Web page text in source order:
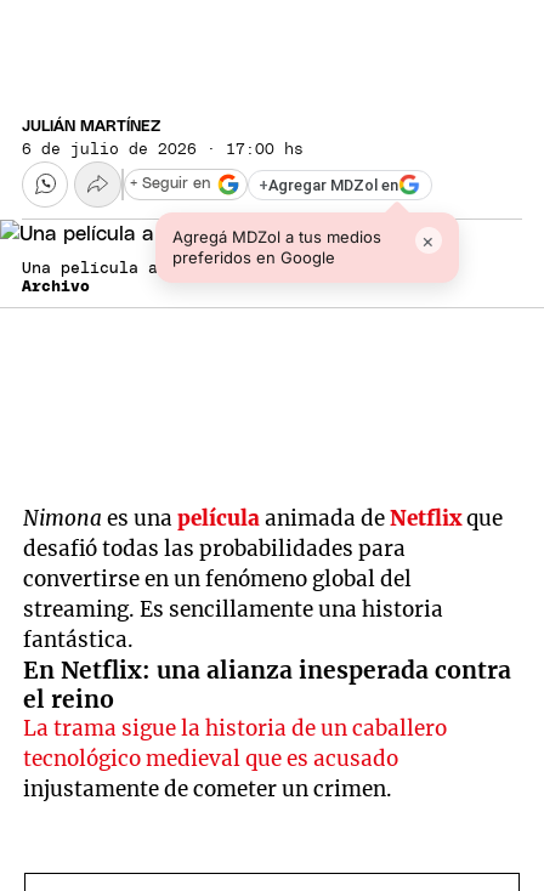
JULIÁN MARTÍNEZ
6 de julio de 2026 · 17:00 hs
+Agregar MDZol en
Agregá MDZol a tus medios
preferidos en Google
×
+ Seguir en
Una película animada.
Archivo
Nimonaes unapelículaanimada deNetflixque
desafió todas las probabilidades para
convertirse en un fenómeno global del
streaming. Es sencillamente una historia
fantástica.
En Netflix: una alianza inesperada contra
el reino
La trama sigue la historia de un caballero
tecnológico medieval que es acusado
injustamente de cometer un crimen.